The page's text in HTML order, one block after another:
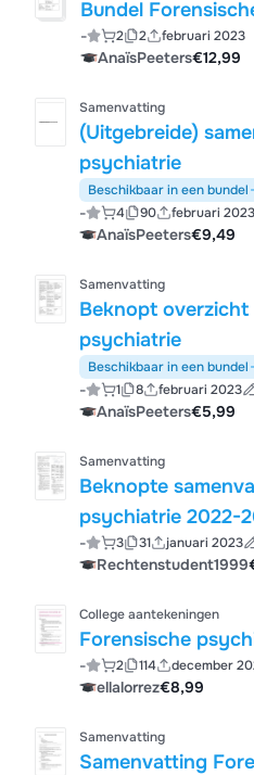
Bundel
- 2 2 februari 2023
AnaïsPeeters€12,99
Samenvatting
(Uitgebreide)
psychiatrie
Beschikbaar in een bundel
- 4 90 februari 2023
AnaïsPeeters€9,49
Samenvatting
Beknopt overzicht
psychiatrie
Beschikbaar in een bundel
- 1 8 februari 2023
AnaïsPeeters€5,99
Samenvatting
Beknopte
psychiatrie 2022-
- 3 31 januari 2023
Rechtenstudent1999
College aantekeningen
Forensische
- 2 114 december
ellalorrez€8,99
Samenvatting